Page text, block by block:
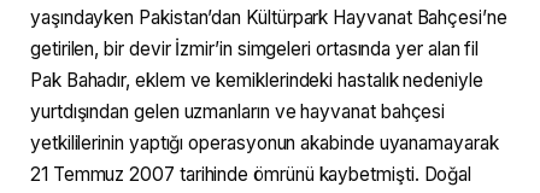
yaşındayken Pakistan’dan Kültürpark Hayvanat Bahçesi’ne
getirilen, bir devir İzmir’in simgeleri ortasında yer alan fil
Pak Bahadır, eklem ve kemiklerindeki hastalık nedeniyle
yurtdışından gelen uzmanların ve hayvanat bahçesi
yetkililerinin yaptığı operasyonun akabinde uyanamayarak
21 Temmuz 2007 tarihinde ömrünü kaybetmişti. Doğal